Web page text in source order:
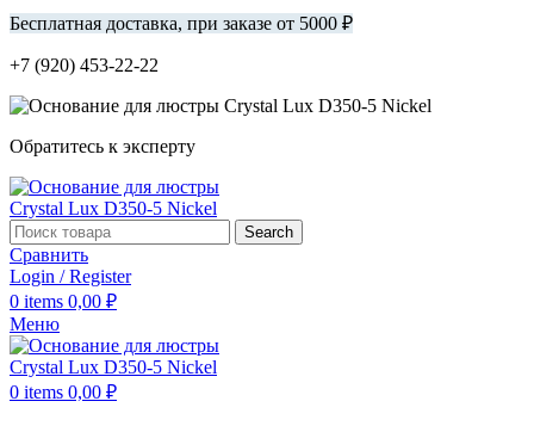
Бесплатная доставка, при заказе от 5000 ₽
+7 (920) 453-22-22
Обратитесь к эксперту
Search
Сравнить
Login / Register
0 items 0,00 ₽
Меню
0 items 0,00 ₽